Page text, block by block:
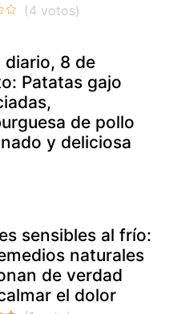
diario, 8 de
Patatas gajo
de pollo
y deliciosa
sensibles al frío:
naturales
de verdad
el dolor